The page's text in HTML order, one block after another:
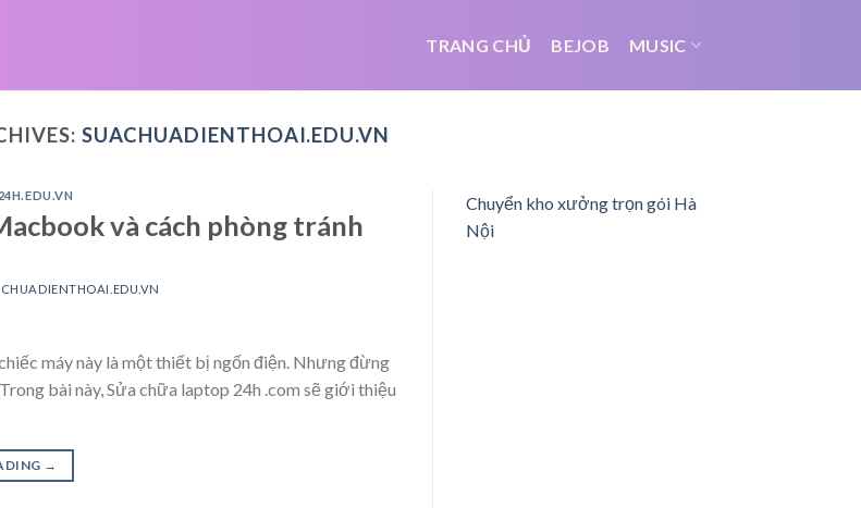
TRANG CHỦ BEJOB MUSIC
SUACHUADIENTHOAI.EDU.VN
và cách phòng tránh
máy này là một thiết bị ngốn điện. Nhưng đừng
bài này, Sửa chữa laptop 24h .com sẽ giới thiệu
→
Chuyển kho xưởng trọn gói Hà
Nội